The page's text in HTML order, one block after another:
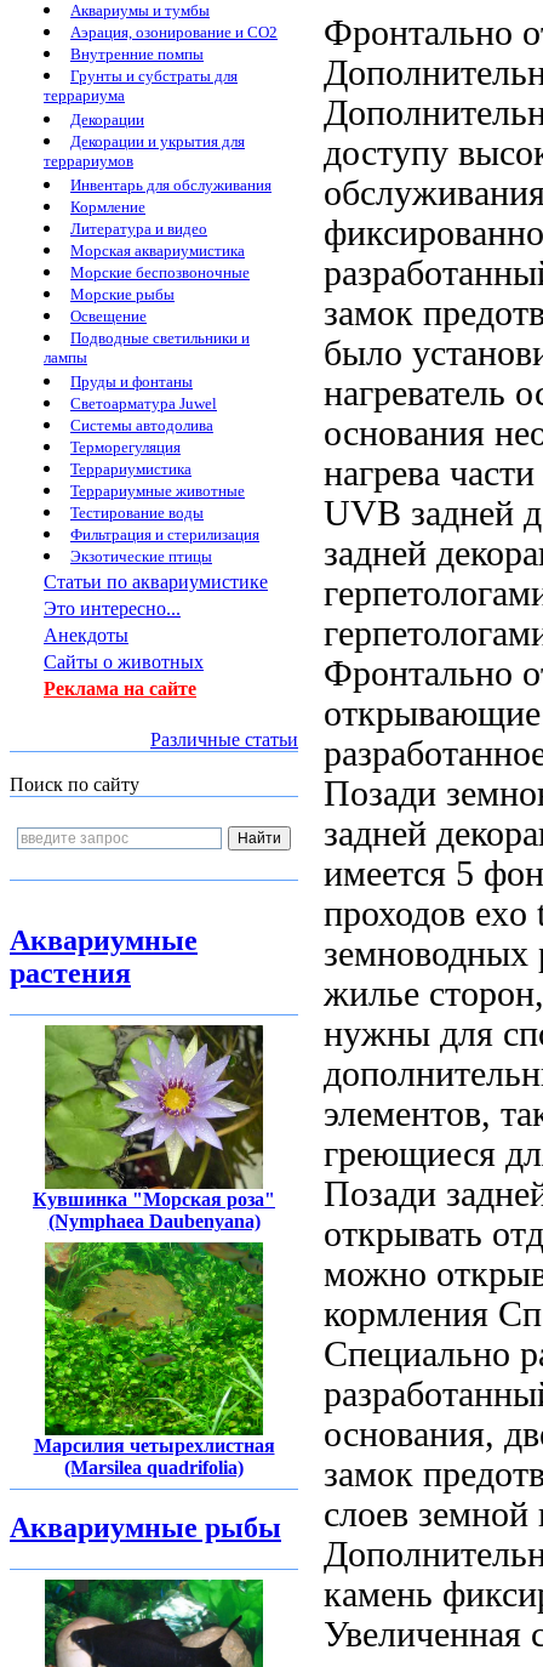
Аквариумы и тумбы
Аэрация, озонирование и CO2
Внутренние помпы
Грунты и субстраты для
террариума
Декорации
Декорации и укрытия для
террариумов
Инвентарь для обслуживания
Кормление
Литература и видео
Морская аквариумистика
Морские беспозвоночные
Морские рыбы
Освещение
Подводные светильники и
лампы
Пруды и фонтаны
Светоарматура Juwel
Системы автодолива
Терморегуляция
Террариумистика
Террариумные животные
Тестирование воды
Фильтрация и стерилизация
Экзотические птицы
Статьи по аквариумистике
Это интересно...
Анекдоты
Сайты о животных
Реклама на сайте
Различные статьи
Поиск по сайту
Аквариумные
растения
Кувшинка "Морская роза"
(Nymphaea Daubenyana)
Марсилия четырехлистная
(Marsilea quadrifolia)
Аквариумные рыбы
Фронтально
доступу
замок
было
нагреватель
основания
нагрева
UVB задней
задней
Фронтально
Позади
задней
имеется 5
проходов exo
земноводных
жилье
нужны для
элементов,
греющиеся
Позади
открывать
можно
кормления
Специально
основания,
замок
слоев земной
камень
Увеличенная